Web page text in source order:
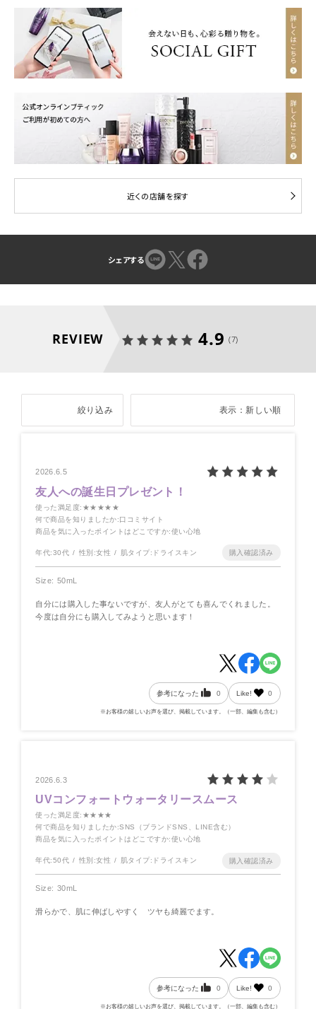
近くの店舗を探す
シェアする
REVIEW 4.9 (7)
絞り込み 表示：新しい順
2026.6.5
友人への誕生日プレゼント！
使った満足度:★★★★★
何で商品を知りましたか:口コミサイト
商品を気に入ったポイントはどこですか:使い心地
年代:30代 性別:女性 肌タイプ: ドライスキン
Size: 50mL
自分には購入した事ないですが、友人がとても喜んでくれました。
今度は自分にも購入してみようと思います！
参考になった 0 Like! 0
※お客様の嬉しいお声を選び、掲載しています。（一部、編集も含む）
2026.6.3
UVコンフォートウォータリースムース
使った満足度:★★★★
何で商品を知りましたか:SNS（ブランドSNS、LINE含む）
商品を気に入ったポイントはどこですか:使い心地
年代:50代 性別:女性 肌タイプ: ドライスキン
Size: 30mL
滑らかで、肌に伸ばしやすく ツヤも綺麗でます。
参考になった 0 Like! 0
※お客様の嬉しいお声を選び、掲載しています。（一部、編集も含む）